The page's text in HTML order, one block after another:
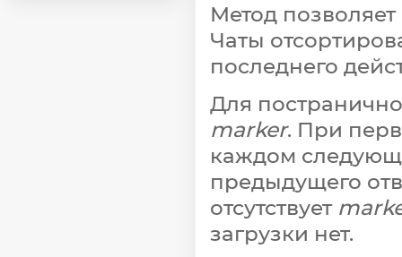
Метод
Чаты
последнего
Для
marker. При
каждом
предыдущего
отсутствует
загрузки нет.